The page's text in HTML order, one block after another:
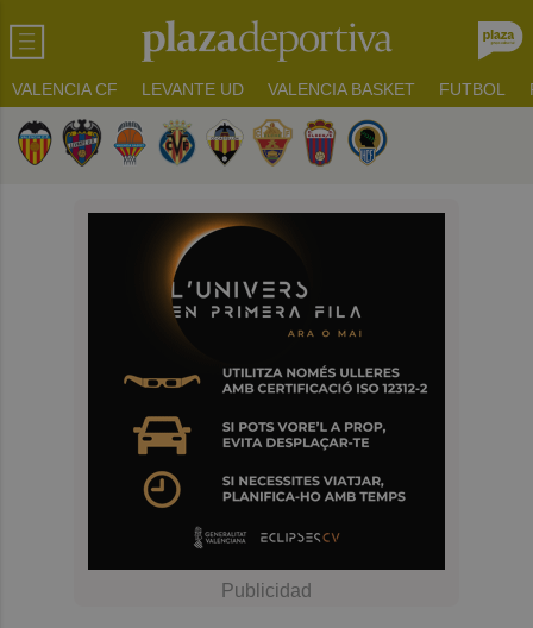
VALENCIA CF LEVANTE UD VALENCIA BASKET FUTBOL